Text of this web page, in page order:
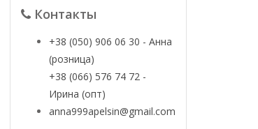
Контакты
+38 (050) 906 06 30 - Анна
(розница)
+38 (066) 576 74 72 -
Ирина (опт)
anna999apelsin@gmail.com